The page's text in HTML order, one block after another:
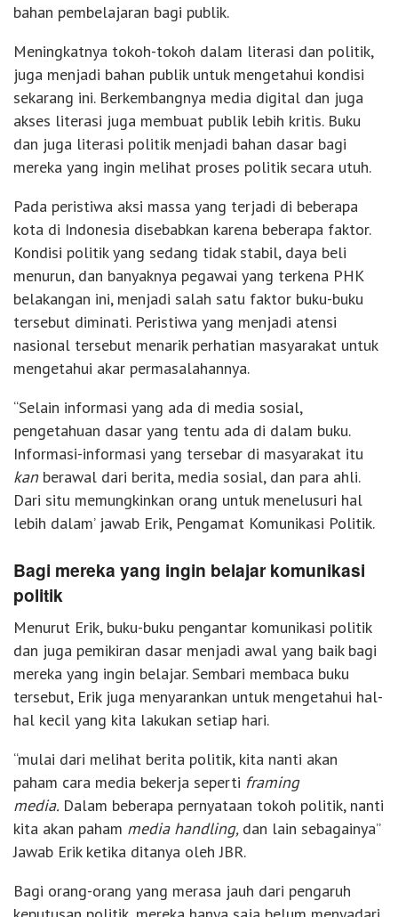
bahan pembelajaran bagi publik.
Meningkatnya tokoh-tokoh dalam literasi dan politik,
juga menjadi bahan publik untuk mengetahui kondisi
sekarang ini. Berkembangnya media digital dan juga
akses literasi juga membuat publik lebih kritis. Buku
dan juga literasi politik menjadi bahan dasar bagi
mereka yang ingin melihat proses politik secara utuh.
Pada peristiwa aksi massa yang terjadi di beberapa
kota di Indonesia disebabkan karena beberapa faktor.
Kondisi politik yang sedang tidak stabil, daya beli
menurun, dan banyaknya pegawai yang terkena PHK
belakangan ini, menjadi salah satu faktor buku-buku
tersebut diminati. Peristiwa yang menjadi atensi
nasional tersebut menarik perhatian masyarakat untuk
mengetahui akar permasalahannya.
“Selain informasi yang ada di media sosial,
pengetahuan dasar yang tentu ada di dalam buku.
Informasi-informasi yang tersebar di masyarakat itu
kanberawal dari berita, media sosial, dan para ahli.
Dari situ memungkinkan orang untuk menelusuri hal
lebih dalam’ jawab Erik, Pengamat Komunikasi Politik.
Bagi mereka yang ingin belajar komunikasi
politik
Menurut Erik, buku-buku pengantar komunikasi politik
dan juga pemikiran dasar menjadi awal yang baik bagi
mereka yang ingin belajar. Sembari membaca buku
tersebut, Erik juga menyarankan untuk mengetahui hal-
hal kecil yang kita lakukan setiap hari.
“mulai dari melihat berita politik, kita nanti akan
paham cara media bekerja seperti framing
media. Dalam beberapa pernyataan tokoh politik, nanti
kita akan paham media handling, dan lain sebagainya”
Jawab Erik ketika ditanya oleh JBR.
Bagi orang-orang yang merasa jauh dari pengaruh